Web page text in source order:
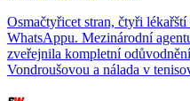
Osmačtyřicet stran, čtyři
WhatsAppu. Mezinárodní
zveřejnila kompletní
Vondroušovou a nálada v